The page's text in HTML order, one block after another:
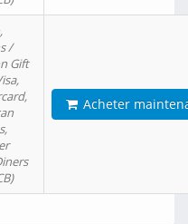
/
Gift
Acheter